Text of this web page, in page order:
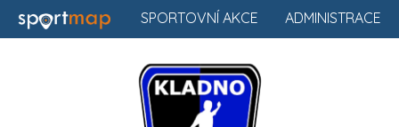
ADMINISTRACE
SPORTOVNÍ AKCE